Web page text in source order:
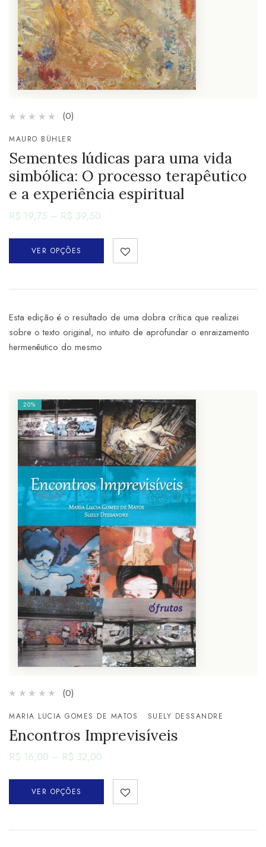
(0)
MAURO BÜHLER
Sementes lúdicas para uma vida
simbólica: O processo terapêutico
e a experiência espiritual
R$ 19,75 – R$ 39,50
VER OPÇÕES
Esta edição é o resultado de uma dobra crítica que realizei
sobre o texto original, no intuito de aprofundar o enraizamento
hermenêutico do mesmo
20%
(0)
MARIA LUCIA GOMES DE MATOS SUELY DESSANDRE
Encontros Imprevisíveis
R$ 16,00 – R$ 32,00
VER OPÇÕES